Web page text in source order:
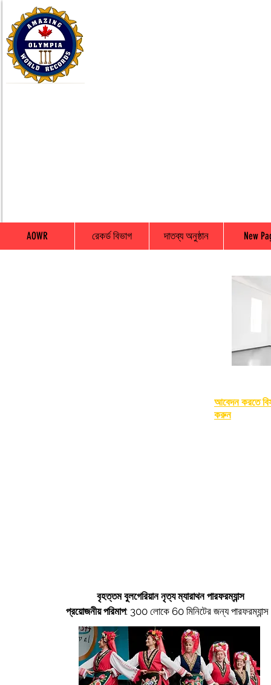
AOWR রেকর্ড বিভাগ দাতব্য অনুষ্ঠান New
আবেদন করতে
করুন
বৃহত্তম বুলগেরিয়ান নৃত্য ম্যারাথন পারফরম্যান্স
প্রয়োজনীয় পরিমাপ:300 লোকে 60 মিনিটের জন্য